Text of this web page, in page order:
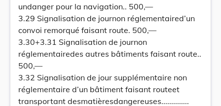
undanger pour la navigation.. 500,—
3.29 Signalisation de journon réglementaired’un
convoi remorqué faisant route. 500,—
3.30+3.31 Signalisation de journon
réglementairedes autres bâtiments faisant route..
500,—
3.32 Signalisation de jour supplémentaire non
réglementaire d’un bâtiment faisant routeet
transportant desmatièresdangereuses..............